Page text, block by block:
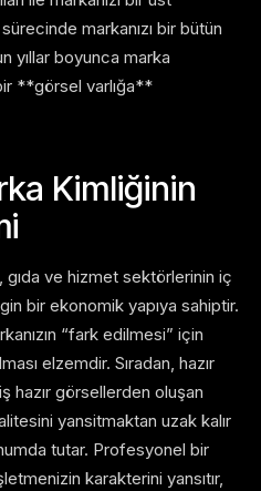
markanızı bir bütün
yıllar boyunca marka
**görsel varlığa**
Kimliğinin
ve hizmet sektörlerinin iç
bir ekonomik yapıya sahiptir.
“fark edilmesi” için
elzemdir. Sıradan, hazır
hazır görsellerden oluşan
yansitmaktan uzak kalır
tutar. Profesyonel bir
karakterini yansıtır,